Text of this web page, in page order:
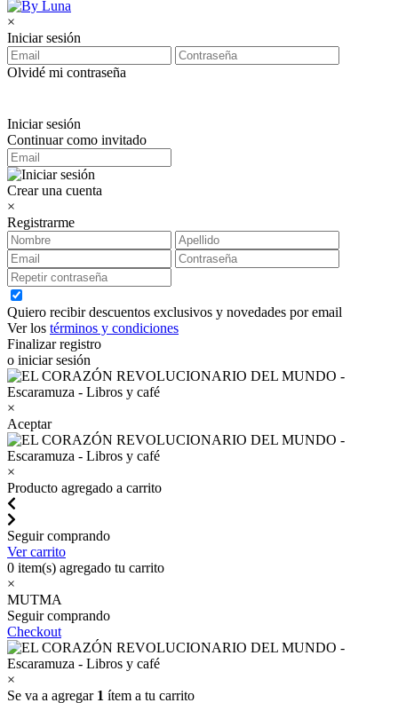
×
Iniciar sesión
Olvidé mi contraseña
Iniciar sesión
Continuar como invitado
Crear una cuenta
×
Registrarme
Quiero recibir descuentos exclusivos y novedades por email
Ver los términos y condiciones
Finalizar registro
o iniciar sesión
×
Aceptar
×
Producto agregado a carrito
Seguir comprando
Ver carrito
0 item(s) agregado tu carrito
×
MUTMA
Seguir comprando
Checkout
×
Se va a agregar 1 ítem a tu carrito